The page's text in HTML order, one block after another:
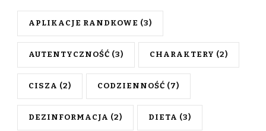
APLIKACJE RANDKOWE (3)
AUTENTYCZNOŚĆ (3) CHARAKTERY (2)
CISZA (2) CODZIENNOŚĆ (7)
DEZINFORMACJA (2) DIETA (3)